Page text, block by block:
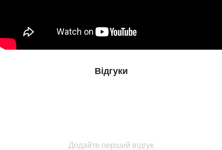
Відгуки
Додайте перший відгук